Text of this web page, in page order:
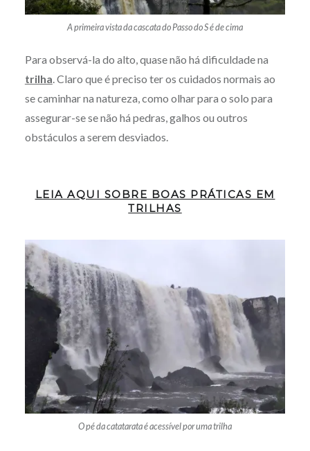
A primeira vista da cascata do Passo do S é de cima
Para observá-la do alto, quase não há dificuldade na
trilha. Claro que é preciso ter os cuidados normais ao
se caminhar na natureza, como olhar para o solo para
assegurar-se se não há pedras, galhos ou outros
obstáculos a serem desviados.
LEIA AQUI SOBRE BOAS PRÁTICAS EM
TRILHAS
O pé da catatarata é acessível por uma trilha